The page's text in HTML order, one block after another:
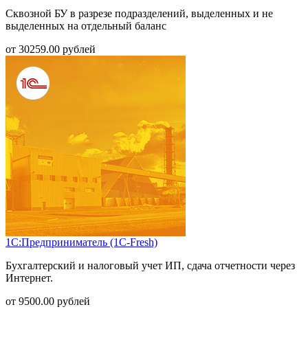
Сквозной БУ в разрезе подразделений, выделенных и не
выделенных на отдельный баланс
от 30259.00 рублей
1С:Предприниматель (1С-Fresh)
Бухгалтерский и налоговый учет ИП, сдача отчетности через
Интернет.
от 9500.00 рублей